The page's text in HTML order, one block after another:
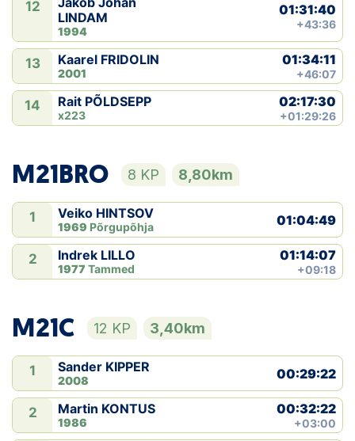
12
LINDAM
1994
01:31:40
+43:36
13 Kaarel FRIDOLIN
2001
01:34:11
+46:07
14 Rait PÕLDSEPP
x223
02:17:30
+01:29:26
M21BRO 8 KP 8,80km
1 Veiko HINTSOV
1969 Põrgupõhja 01:04:49
2 Indrek LILLO
1977 Tammed
01:14:07
+09:18
M21C 12 KP 3,40km
1 Sander KIPPER
2008 00:29:22
2 Martin KONTUS
1986
00:32:22
+03:00